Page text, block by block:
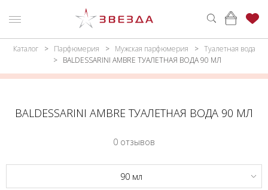
ВОЙТИ
Каталог
МАКИЯЖ
Каталог Парфюмерия Мужская парфюмерия
Туалетная вода
BALDESSARINI AMBRE ТУАЛЕТНАЯ ВОДА 90 МЛ
BALDESSARINI AMBRE ТУАЛЕТНАЯ ВОДА 90 МЛ
0 отзывов
90 мл